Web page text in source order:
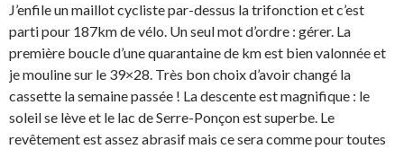
J’enfile un maillot cycliste par-dessus la trifonction et c’est
parti pour 187km de vélo. Un seul mot d’ordre : gérer. La
première boucle d’une quarantaine de km est bien valonnée et
je mouline sur le 39×28. Très bon choix d’avoir changé la
cassette la semaine passée ! La descente est magnifique : le
soleil se lève et le lac de Serre-Ponçon est superbe. Le
revêtement est assez abrasif mais ce sera comme pour toutes